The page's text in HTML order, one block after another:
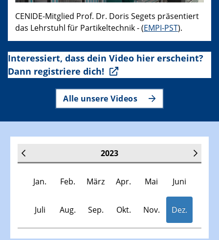
CENIDE-Mitglied Prof. Dr. Doris Segets präsentiert
das Lehrstuhl für Partikeltechnik - (EMPI-PST).
Interessiert, dass dein Video hier erscheint?
Dann registriere dich!
Alle unsere Videos
2023
Jan. Feb. März Apr. Mai Juni
Juli Aug. Sep. Okt. Nov. Dez.